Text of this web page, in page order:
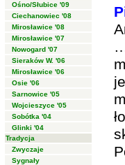
Ośno/Słubice '09
Ciechanowiec '08
Mirosławice '08
Mirosławice '07
Nowogard '07
Sieraków W. '06
Mirosławice '06
Osie '06
Sarnowice '05
Wojcieszyce '05
Sobótka '04
Glinki '04
Tradycja
Zwyczaje
Sygnały